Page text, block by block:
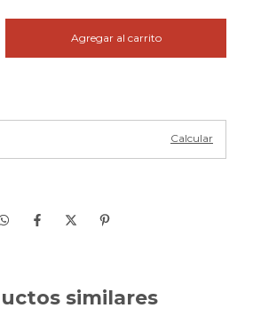
Calcular
similares